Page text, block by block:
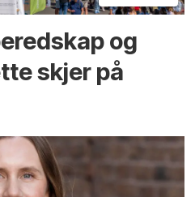
og
skjer på